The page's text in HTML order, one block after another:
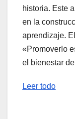
historia. Este
en la
aprendizaje.
«Promoverlo
el bienestar
Leer todo